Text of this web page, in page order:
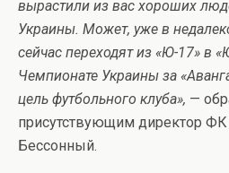
вырастили из вас хороших
Украины. Может, уже в
сейчас переходят из «Ю-17» в
Чемпионате Украины за
цель футбольного клуба», —
присутствующим директор
Бессонный.